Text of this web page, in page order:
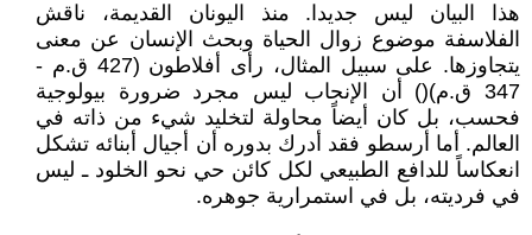
هذا البيان ليس جديدا. منذ اليونان القديمة، ناقش
الفلاسفة موضوع زوال الحياة وبحث الإنسان عن معنى
يتجاوزها. على سبيل المثال، رأى أفلاطون (427 ق.م -
347 ق.م)() أن الإنجاب ليس مجرد ضرورة بيولوجية
فحسب، بل كان أيضاً محاولة لتخليد شيء من ذاته في
العالم. أما أرسطو فقد أدرك بدوره أن أجيال أبنائه تشكل
انعكاساً للدافع الطبيعي لكل كائن حي نحو الخلود ـ ليس
في فرديته، بل في استمرارية جوهره.